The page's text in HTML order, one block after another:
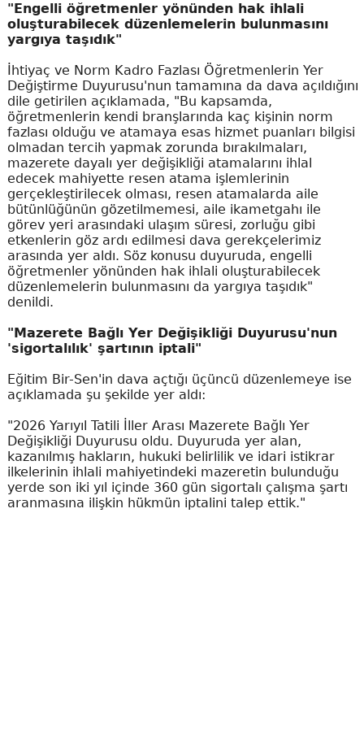
"Engelli öğretmenler yönünden hak ihlali
oluşturabilecek düzenlemelerin bulunmasını
yargıya taşıdık"
İhtiyaç ve Norm Kadro Fazlası Öğretmenlerin Yer
Değiştirme Duyurusu'nun tamamına da dava açıldığını
dile getirilen açıklamada, "Bu kapsamda,
öğretmenlerin kendi branşlarında kaç kişinin norm
fazlası olduğu ve atamaya esas hizmet puanları bilgisi
olmadan tercih yapmak zorunda bırakılmaları,
mazerete dayalı yer değişikliği atamalarını ihlal
edecek mahiyette resen atama işlemlerinin
gerçekleştirilecek olması, resen atamalarda aile
bütünlüğünün gözetilmemesi, aile ikametgahı ile
görev yeri arasındaki ulaşım süresi, zorluğu gibi
etkenlerin göz ardı edilmesi dava gerekçelerimiz
arasında yer aldı. Söz konusu duyuruda, engelli
öğretmenler yönünden hak ihlali oluşturabilecek
düzenlemelerin bulunmasını da yargıya taşıdık"
denildi.
"Mazerete Bağlı Yer Değişikliği Duyurusu'nun
'sigortalılık' şartının iptali"
Eğitim Bir-Sen'in dava açtığı üçüncü düzenlemeye ise
açıklamada şu şekilde yer aldı:
"2026 Yarıyıl Tatili İller Arası Mazerete Bağlı Yer
Değişikliği Duyurusu oldu. Duyuruda yer alan,
kazanılmış hakların, hukuki belirlilik ve idari istikrar
ilkelerinin ihlali mahiyetindeki mazeretin bulunduğu
yerde son iki yıl içinde 360 gün sigortalı çalışma şartı
aranmasına ilişkin hükmün iptalini talep ettik."